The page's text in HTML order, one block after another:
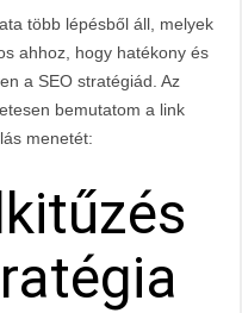
több lépésből áll, melyek
ahhoz, hogy hatékony és
a SEO stratégiád. Az
bemutatom a link
menetét: